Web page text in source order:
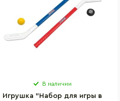
В наличии
Игрушка "Набор для игры в